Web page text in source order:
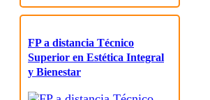
FP a distancia Técnico
Superior en Estética Integral
y Bienestar